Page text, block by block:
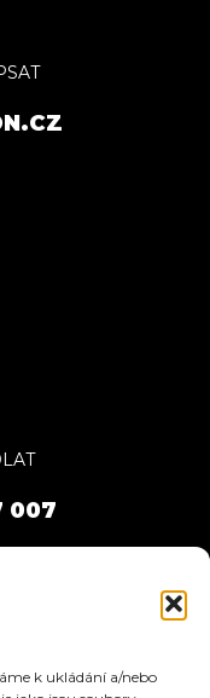
k ukládání a/nebo
007